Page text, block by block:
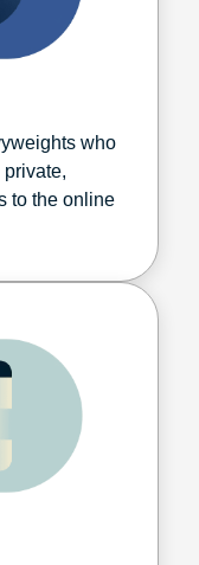
who
to the online